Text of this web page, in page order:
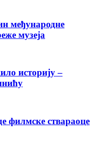
међународне
музеја
историју –
филмске ствараоце